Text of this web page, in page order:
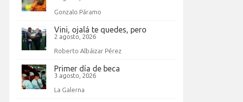
Gonzalo Páramo
Vini, ojalá te quedes, pero
2 agosto, 2026
Roberto Albáizar Pérez
Primer día de beca
3 agosto, 2026
La Galerna